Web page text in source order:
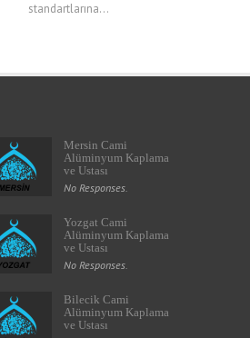
standartlarına...
Mersin Cami
Alüminyum Kaplama
ve Ustası
No Responses.
Yozgat Cami
Alüminyum Kaplama
ve Ustası
No Responses.
Bilecik Cami
Alüminyum Kaplama
ve Ustası